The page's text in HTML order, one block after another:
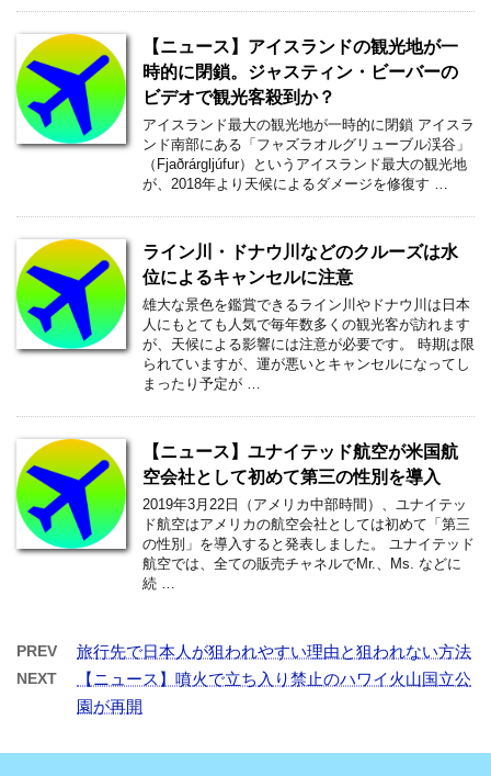
【ニュース】アイスランドの観光地が一
時的に閉鎖。ジャスティン・ビーバーの
ビデオで観光客殺到か？
アイスランド最大の観光地が一時的に閉鎖 アイスラ
ンド南部にある「フャズラオルグリューブル渓谷」
（Fjaðrárgljúfur）というアイスランド最大の観光地
が、2018年より天候によるダメージを修復す …
ライン川・ドナウ川などのクルーズは水
位によるキャンセルに注意
雄大な景色を鑑賞できるライン川やドナウ川は日本
人にもとても人気で毎年数多くの観光客が訪れます
が、天候による影響には注意が必要です。 時期は限
られていますが、運が悪いとキャンセルになってし
まったり予定が …
【ニュース】ユナイテッド航空が米国航
空会社として初めて第三の性別を導入
2019年3月22日（アメリカ中部時間）、ユナイテッ
ド航空はアメリカの航空会社としては初めて「第三
の性別」を導入すると発表しました。 ユナイテッド
航空では、全ての販売チャネルでMr.、Ms. などに
続 …
PREV 旅行先で日本人が狙われやすい理由と狙われない方法
NEXT
【ニュース】噴火で立ち入り禁止のハワイ火山国立公
園が再開